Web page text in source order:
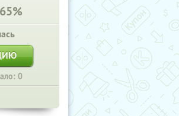
65%
0